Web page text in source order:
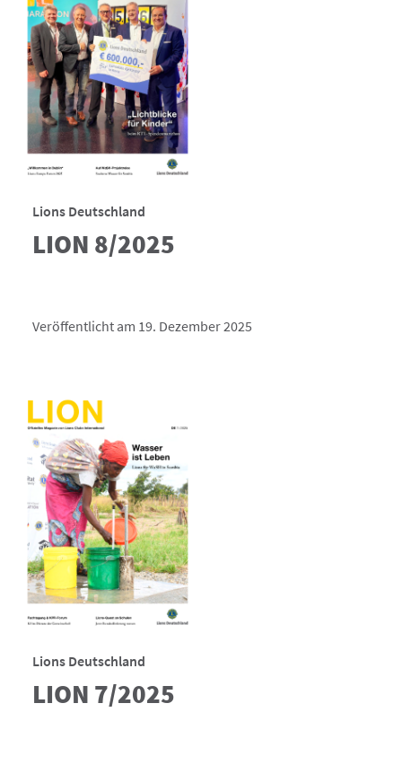
Lions Deutschland
LION 8/2025
Veröffentlicht am 19. Dezember 2025
Lions Deutschland
LION 7/2025